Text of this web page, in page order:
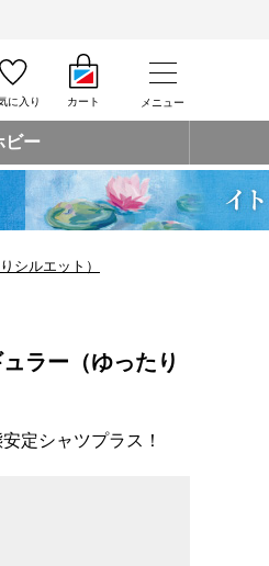
に入り カート メニュー
ビー
ルエット）
ラー（ゆったり
定シャツプラス！